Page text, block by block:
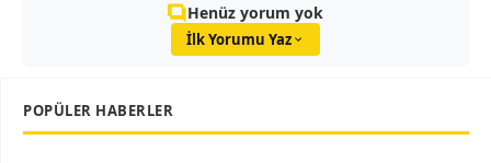
Henüz yorum yok
İlk Yorumu Yaz
POPÜLER HABERLER